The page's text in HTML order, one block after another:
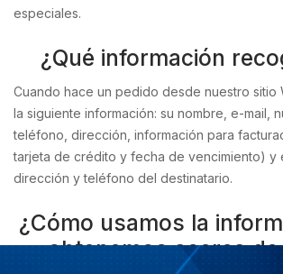
especiales.
¿Qué información
Cuando hace un pedido desde nuestro sitio
la siguiente información: su nombre, e-mail,
teléfono, dirección, información para
tarjeta de crédito y fecha de vencimiento) y
dirección y teléfono del destinatario.
¿Cómo usamos la
obtenemos acerca